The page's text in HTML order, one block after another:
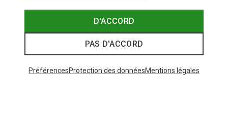
D'ACCORD
PAS D'ACCORD
PréférencesProtection des donnéesMentions légales